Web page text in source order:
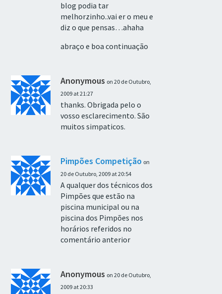
blog podia tar
melhorzinho..vai er o meu e
diz o que pensas…ahaha
abraço e boa continuação
Anonymous on 20 de Outubro,
2009 at 21:27
thanks. Obrigada pelo o
vosso esclarecimento. São
muitos simpaticos.
Pimpões Competição on
20 de Outubro, 2009 at 20:54
A qualquer dos técnicos dos
Pimpões que estão na
piscina municipal ou na
piscina dos Pimpões nos
horários referidos no
comentário anterior
Anonymous on 20 de Outubro,
2009 at 20:33